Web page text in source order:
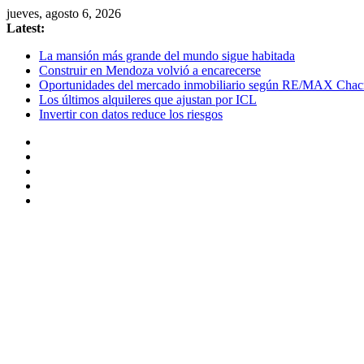
Skip
to
jueves, agosto 6, 2026
Latest:
La mansión más grande del mundo sigue habitada
Construir en Mendoza volvió a encarecerse
Oportunidades del mercado inmobiliario según RE/MAX
Los últimos alquileres que ajustan por ICL
Invertir con datos reduce los riesgos